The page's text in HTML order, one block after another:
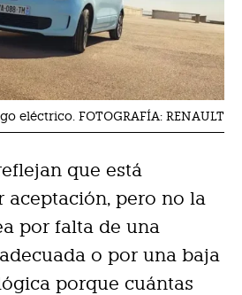
eléctrico. FOTOGRAFÍA: RENAULT
que está
aceptación, pero no la
por falta de una
o por una baja
porque cuántas